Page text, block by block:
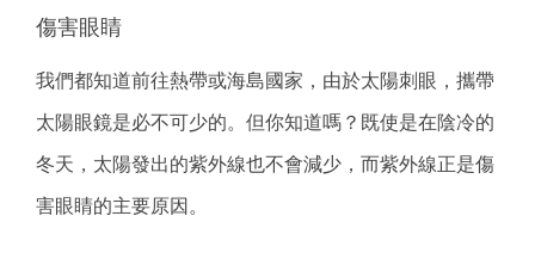
傷害眼睛
我們都知道前往熱帶或海島國家，由於太陽刺眼，攜帶
太陽眼鏡是必不可少的。但你知道嗎？既使是在陰冷的
冬天，太陽發出的紫外線也不會減少，而紫外線正是傷
害眼睛的主要原因。